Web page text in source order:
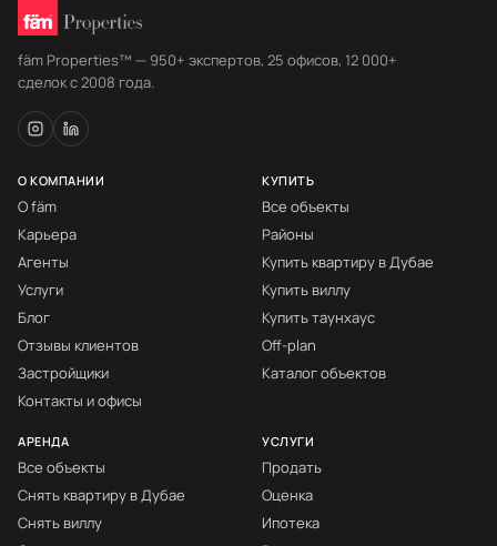
fäm Properties™ — 950+ экспертов, 25 офисов, 12 000+
сделок с 2008 года.
О КОМПАНИИ
О fäm
Карьера
Агенты
Услуги
Блог
Отзывы клиентов
Застройщики
Контакты и офисы
КУПИТЬ
Все объекты
Районы
Купить квартиру в Дубае
Купить виллу
Купить таунхаус
Off-plan
Каталог объектов
АРЕНДА
Все объекты
Снять квартиру в Дубае
Снять виллу
УСЛУГИ
Продать
Оценка
Ипотека